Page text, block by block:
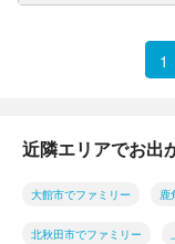
1
近隣エリアでお出
大館市でファミリー 鹿
北秋田市でファミリー